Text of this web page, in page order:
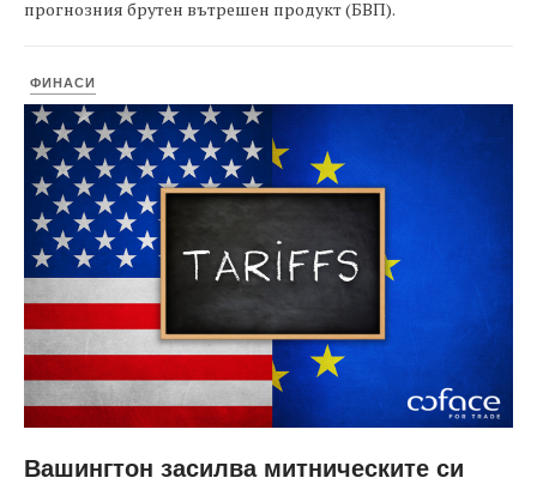
прогнозния брутен вътрешен продукт (БВП).
ФИНАСИ
Вашингтон засилва митническите си